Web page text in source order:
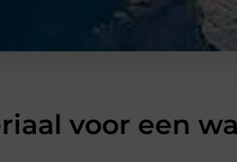
voor een